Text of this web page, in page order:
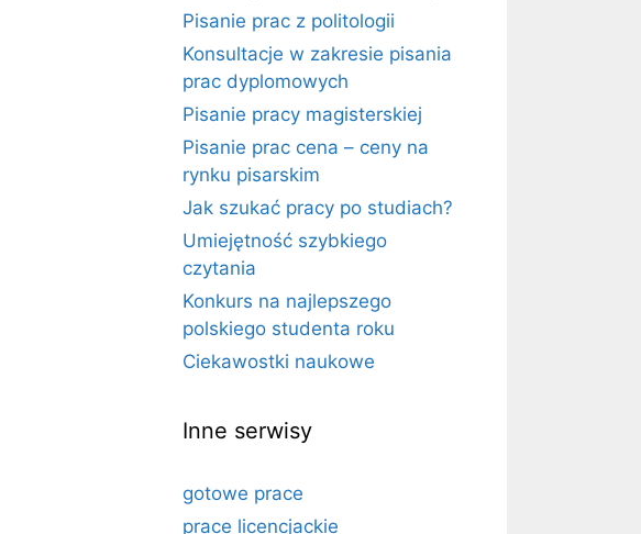
Pisanie prac z politologii
Konsultacje w zakresie pisania
prac dyplomowych
Pisanie pracy magisterskiej
Pisanie prac cena – ceny na
rynku pisarskim
Jak szukać pracy po studiach?
Umiejętność szybkiego
czytania
Konkurs na najlepszego
polskiego studenta roku
Ciekawostki naukowe
Inne serwisy
gotowe prace
prace licencjackie